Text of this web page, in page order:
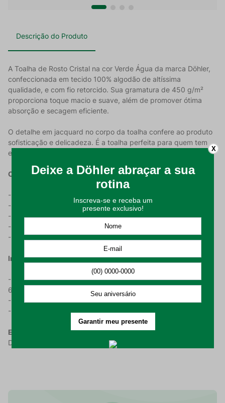
Descrição do Produto
A Toalha de Rosto Cristal na cor Verde Água da marca Döhler,
confeccionada em tecido 100% algodão de altíssima
qualidade, e com fio retorcido. Sua gramatura de 450 g/m²
proporciona toque macio e suave, além de promover ótima
absorção e secagem eficiente.
O detalhe em jacquard no corpo da toalha confere ao produto
sofisticação e delicadeza. É a toalha perfeita para quem tem
estilo e busca qualidade.
Características do Produto:
- Produzido em algodão 100%;
- Possui gramatura de 450g/m²;
- Trabalho em jacquard em todo o corpo da toalha;
- Possui fio retorcido;
- A Toalha Rosto tem medidas de 50 x 80 cm.
Instrução De Uso:
- Lavar em processo suave, com temperatura máxima de
60°C;
- Não alvejar nem limpar a seco;
- Passar em temperatura máxima de 150°C.
Embalagem composta por:1 (uma) Toalha de Rostos Cristal
Döhler com medidas de 50 x 80cm.
X